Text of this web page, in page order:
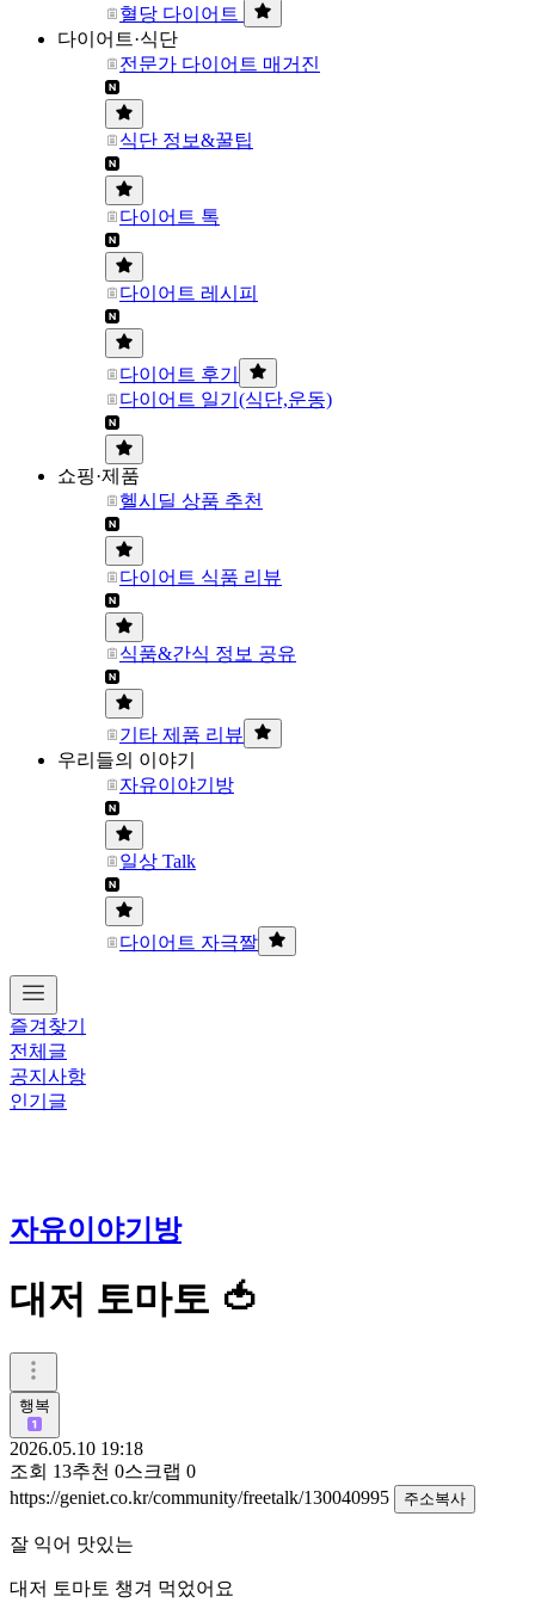
혈당 다이어트
다이어트·식단
전문가 다이어트 매거진
식단 정보&꿀팁
다이어트 톡
다이어트 레시피
다이어트 후기
다이어트 일기(식단,운동)
쇼핑·제품
헬시딜 상품 추천
다이어트 식품 리뷰
식품&간식 정보 공유
기타 제품 리뷰
우리들의 이야기
자유이야기방
일상 Talk
다이어트 자극짤
즐겨찾기
전체글
공지사항
인기글
자유이야기방
대저 토마토 🍅
행복
2026.05.10 19:18
조회 13추천 0스크랩 0
https://geniet.co.kr/community/freetalk/130040995
주소복사
잘 익어 맛있는
대저 토마토 챙겨 먹었어요